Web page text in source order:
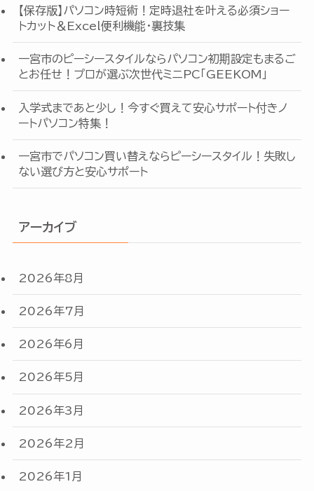
【保存版】パソコン時短術！定時退社を叶える必須ショー
トカット＆Excel便利機能・裏技集
一宮市のピーシースタイルならパソコン初期設定もまるご
とお任せ！プロが選ぶ次世代ミニPC「GEEKOM」
入学式まであと少し！今すぐ買えて安心サポート付きノ
ートパソコン特集！
一宮市でパソコン買い替えならピーシースタイル！失敗し
ない選び方と安心サポート
アーカイブ
2026年8月
2026年7月
2026年6月
2026年5月
2026年3月
2026年2月
2026年1月